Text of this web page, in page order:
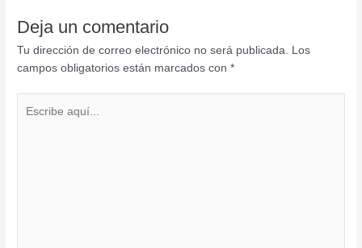
Deja un comentario
Tu dirección de correo electrónico no será publicada.
Los
campos obligatorios están marcados con*
aquí...